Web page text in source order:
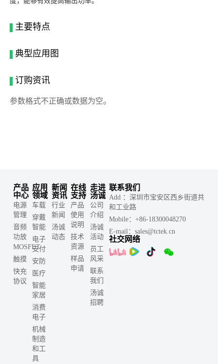
主要特点
典型应用图
订购资讯
参数格式不正确或数据为空。
产品
中心
电源
管理
音频
功放
MOSFET
触摸
快充
协议
应用
领域
车载
穿戴
智能
电子
支付
安防
医疗
智能
家居
消费
电子
机械
制造
和工
具
新闻
资讯
行业
新闻
汤诚
动态
在线
支持
产品
使用
说明
技术
资源
样品
申请
走进
汤诚
公司
介绍
汤诚
活动
员工
风采
联系
我们
汤诚
招聘
联系我们
Add ：深圳市宝安区西乡街道共
和工业路
Mobile：+86-18300048270
E-mail：sales@tctek.cn
社交网络